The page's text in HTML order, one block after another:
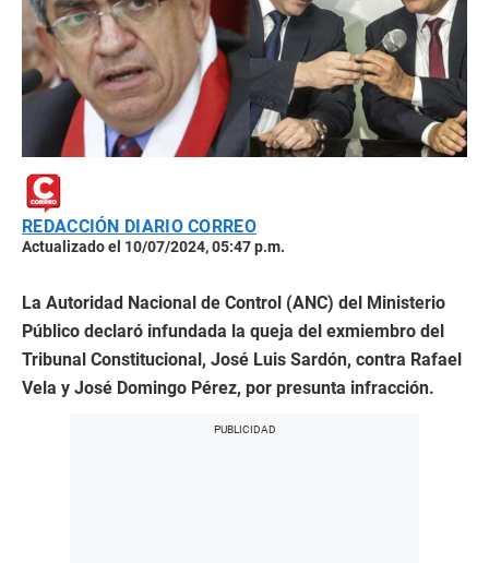
REDACCIÓN DIARIO CORREO
Actualizado el 10/07/2024, 05:47 p.m.
La Autoridad Nacional de Control (ANC) del Ministerio
Público declaró infundada la queja del exmiembro del
Tribunal Constitucional, José Luis Sardón, contra Rafael
Vela y José Domingo Pérez, por presunta infracción.